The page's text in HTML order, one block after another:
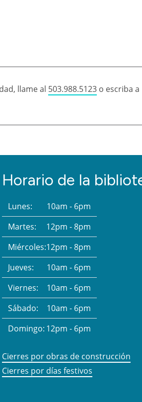
llame al 503.988.5123 o escriba a
Horario de la
Lunes:
10am - 6pm
Martes:
12pm - 8pm
Miércoles:12pm - 8pm
Jueves:
10am - 6pm
Viernes:
10am - 6pm
Sábado:
10am - 6pm
Domingo: 12pm - 6pm
Cierres por obras de construcción
Cierres por días festivos